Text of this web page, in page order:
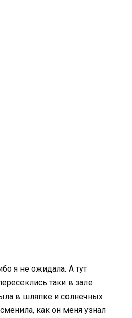
я не ожидала. А тут
таки в зале
в шляпке и солнечных
как он меня узнал